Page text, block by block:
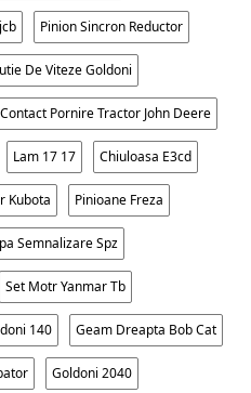
Pinion Sincron Reductor
De Viteze Goldoni
Contact Pornire Tractor John Deere
Lam 17 17 Chiuloasa E3cd
Kubota Pinioane Freza
Semnalizare Spz
Set Motr Yanmar Tb
140 Geam Dreapta Bob Cat
Goldoni 2040